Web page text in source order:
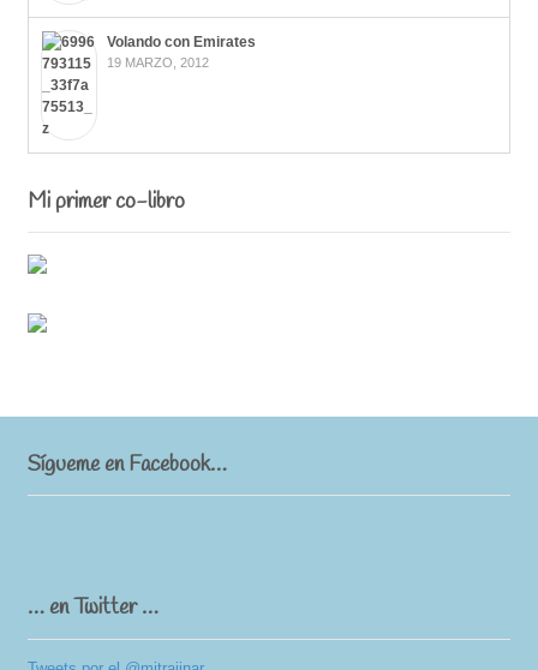
Volando con Emirates
19 MARZO, 2012
Mi primer co-libro
Sígueme en Facebook…
… en Twitter …